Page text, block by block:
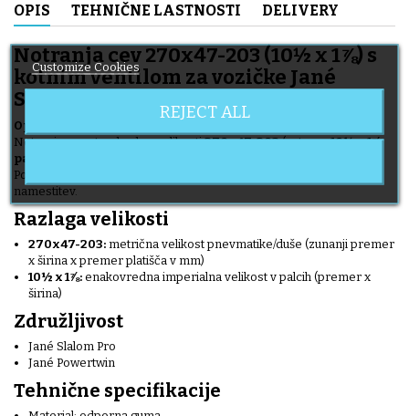
OPIS TEHNIČNE LASTNOSTI DELIVERY
Notranja cev 270x47-203 (10½ x 1⅞) s
kotnim ventilom za vozičke Jané
Slalom Pro in Powertwin
Opis izdelka:
Notranja cev standardne velikosti270x47-203(ustreza10½ x 1⅞
palcev
Powertwin. Ta notranja cev ima nagnjen ventil za lažje polnjenje in
namestitev.
Razlaga velikosti
270x47-203: metrična velikost pnevmatike/duše (zunanji premer
x širina x premer platišča v mm)
10½ x 1⅞: enakovredna imperialna velikost v palcih (premer x
širina)
Združljivost
Jané Slalom Pro
Jané Powertwin
Tehnične specifikacije
Customize Cookies
REJECT ALL